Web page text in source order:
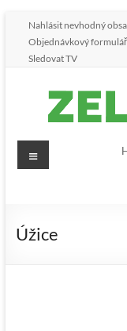
Nahlásit nevhodný
Objednávkový formulář
Sledovat TV
Úžice